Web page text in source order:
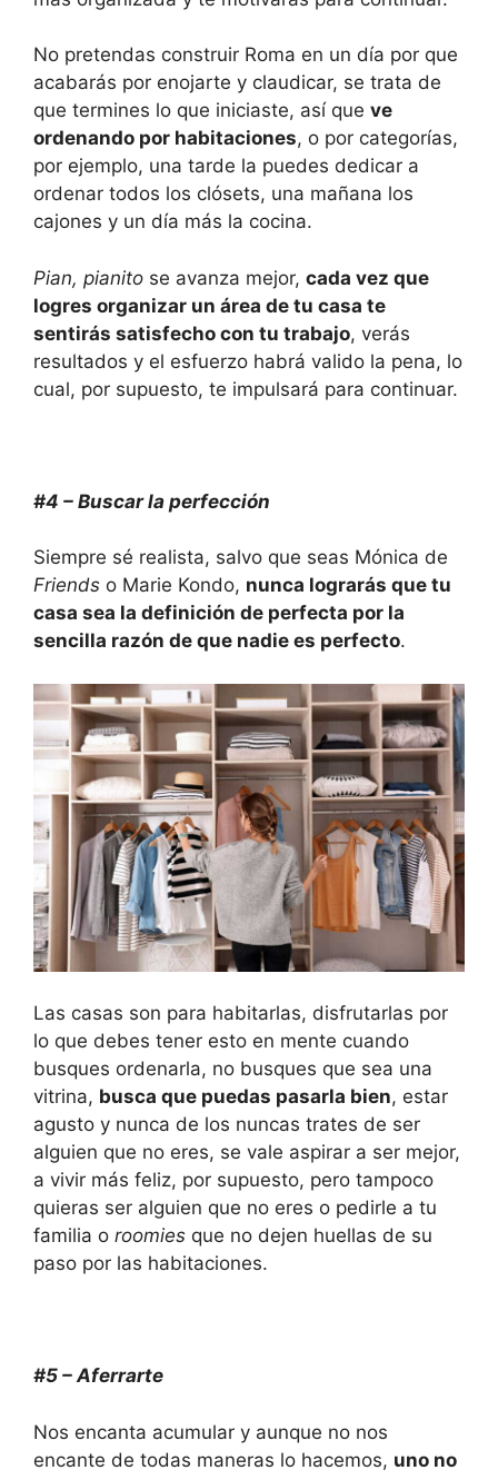
No pretendas construir Roma en un día por que
acabarás por enojarte y claudicar, se trata de
que termines lo que iniciaste, así que ve
ordenando por habitaciones, o por categorías,
por ejemplo, una tarde la puedes dedicar a
ordenar todos los clósets, una mañana los
cajones y un día más la cocina.
Pian, pianito se avanza mejor, cada vez que
logres organizar un área de tu casa te
sentirás satisfecho con tu trabajo, verás
resultados y el esfuerzo habrá valido la pena, lo
cual, por supuesto, te impulsará para continuar.
#4 – Buscar la perfección
Siempre sé realista, salvo que seas Mónica de
Friends o Marie Kondo, nunca lograrás que tu
casa sea la definición de perfecta por la
sencilla razón de que nadie es perfecto.
Las casas son para habitarlas, disfrutarlas por
lo que debes tener esto en mente cuando
busques ordenarla, no busques que sea una
vitrina, busca que puedas pasarla bien, estar
agusto y nunca de los nuncas trates de ser
alguien que no eres, se vale aspirar a ser mejor,
a vivir más feliz, por supuesto, pero tampoco
quieras ser alguien que no eres o pedirle a tu
familia o roomies que no dejen huellas de su
paso por las habitaciones.
#5 – Aferrarte
Nos encanta acumular y aunque no nos
encante de todas maneras lo hacemos, uno no